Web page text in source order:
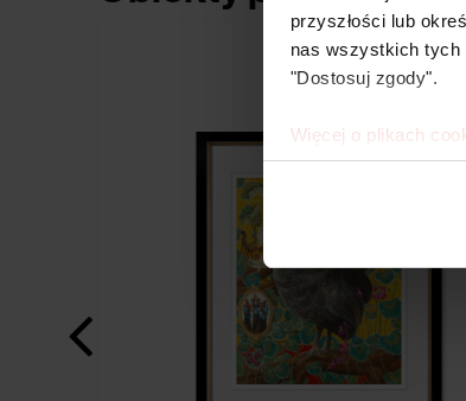
przyszłości lub
nas wszystkich tych
"Dostosuj zgody".
Więcej o plikach